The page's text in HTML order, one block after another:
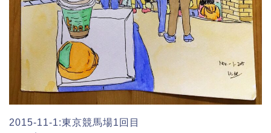
2015-11-1:東京競馬場1回目